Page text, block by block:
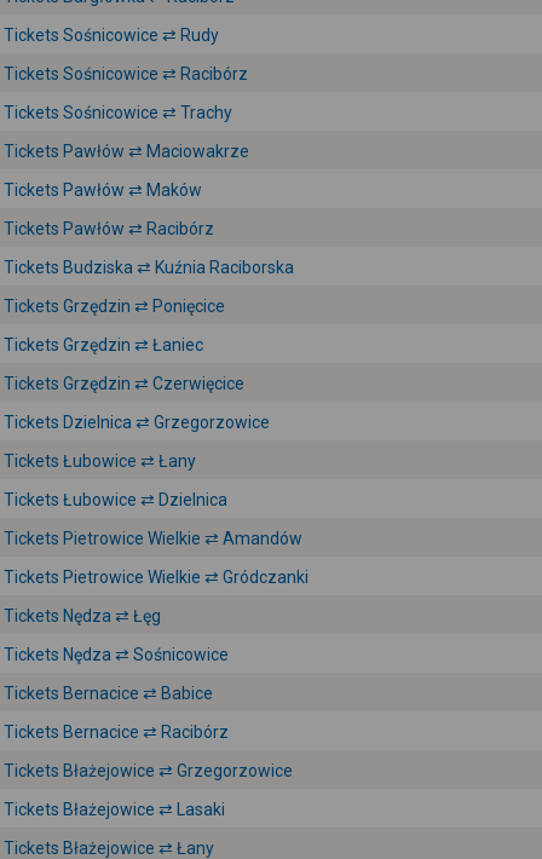
Tickets Sośnicowice ⇄ Rudy
Tickets Sośnicowice ⇄ Racibórz
Tickets Sośnicowice ⇄ Trachy
Tickets Pawłów ⇄ Maciowakrze
Tickets Pawłów ⇄ Maków
Tickets Pawłów ⇄ Racibórz
Tickets Budziska ⇄ Kuźnia Raciborska
Tickets Grzędzin ⇄ Ponięcice
Tickets Grzędzin ⇄ Łaniec
Tickets Grzędzin ⇄ Czerwięcice
Tickets Dzielnica ⇄ Grzegorzowice
Tickets Łubowice ⇄ Łany
Tickets Łubowice ⇄ Dzielnica
Tickets Pietrowice Wielkie ⇄ Amandów
Tickets Pietrowice Wielkie ⇄ Gródczanki
Tickets Nędza ⇄ Łęg
Tickets Nędza ⇄ Sośnicowice
Tickets Bernacice ⇄ Babice
Tickets Bernacice ⇄ Racibórz
Tickets Błażejowice ⇄ Grzegorzowice
Tickets Błażejowice ⇄ Lasaki
Tickets Błażejowice ⇄ Łany